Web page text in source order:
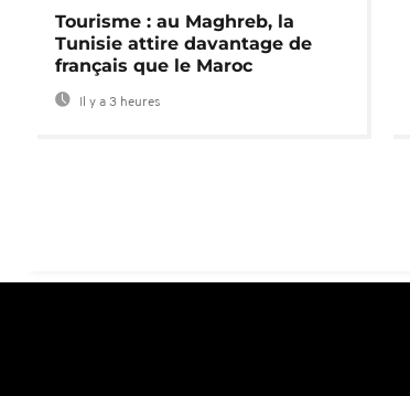
Tourisme : au Maghreb, la
Tunisie attire davantage de
français que le Maroc
Il y a 3 heures